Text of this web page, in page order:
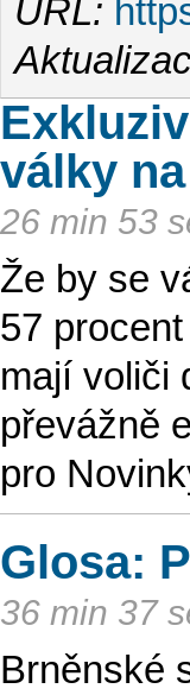
URL:
války
26 min 53
Že by se
57
mají voliči
převážně
pro
Glosa:
36 min 37
Brněnské